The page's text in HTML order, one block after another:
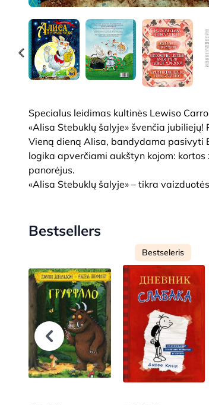
Specialus leidimas kultinės Lewiso
«Alisa Stebuklų šalyje» švenčia
Vieną dieną Alisa, bandydama pasivyti
logika apverčiami aukštyn kojom:
panorėjus.
«Alisa Stebuklų šalyje» – tikra
Bestsellers
Bestseleris